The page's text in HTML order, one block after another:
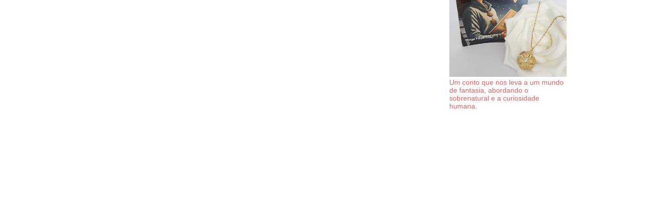
Um conto que nos leva a um mundo
de fantasia, abordando o
sobrenatural e a curiosidade
humana.